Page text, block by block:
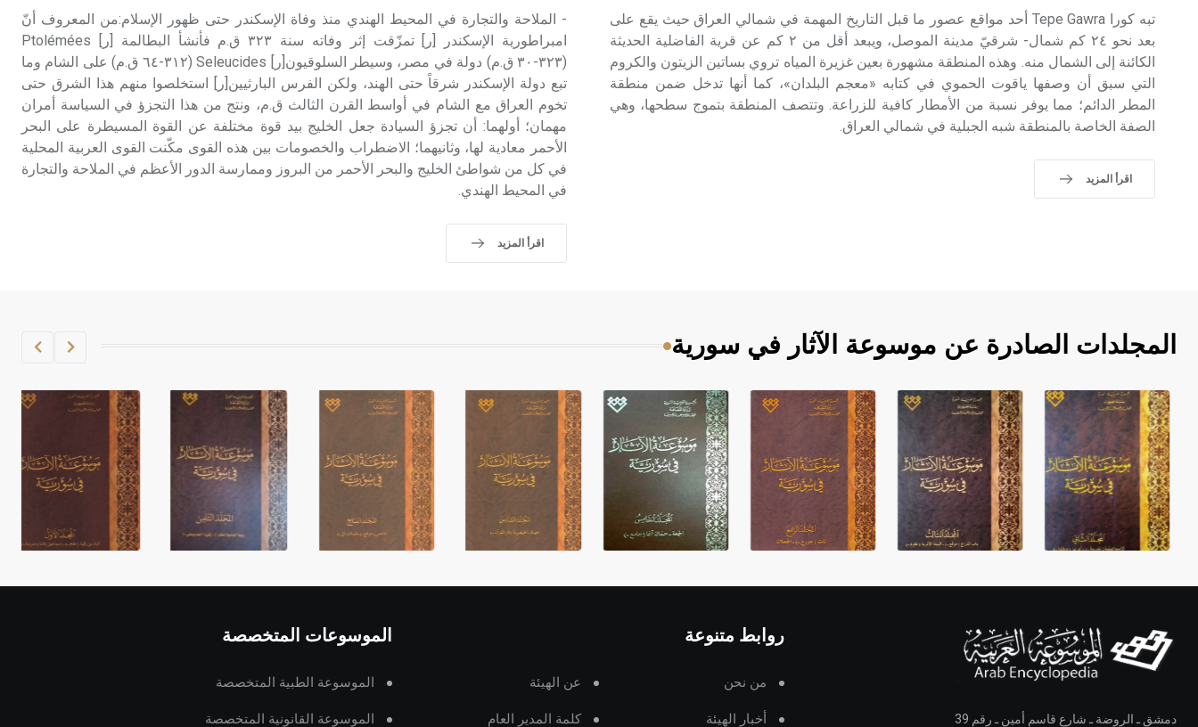
الإنكليزية أب
- هل تعلم أن أبجر Abgar اسم معروف
جيداً يعود إلى عدد من الملوك الذين
حكموا مدينة إديسا (الرها) من أبجر الأول
وحتى التاسع، وهم ينتسبون إلى أسرة
أوسروين
تبه كورا Tepe Gawra أحد مواقع عصور ما قبل التاريخ المهمة في شمالي العراق حيث يقع على
بعد نحو ٢٤ كم شمال- شرقيّ مدينة الموصل، ويبعد أقل من ٢ كم عن قرية الفاضلية الحديثة
الكائنة إلى الشمال منه. وهذه المنطقة مشهورة بعين غزيرة المياه تروي بساتين الزيتون والكروم
التي سبق أن وصفها ياقوت الحموي في كتابه «معجم البلدان»، كما أنها تدخل ضمن منطقة
المطر الدائم؛ مما يوفر نسبة من الأمطار كافية للزراعة. وتتصف المنطقة بتموج سطحها، وهي
الصفة الخاصة بالمنطقة شبه الجبلية في شمالي العراق.
اقرأ المزيد
- الملاحة والتجارة في المحيط الهندي منذ وفاة الإسكندر حتى ظهور الإسلام:من المعروف أنّ
امبراطورية الإسكندر [ر] تمزّقت إثر وفاته سنة ٣٢٣ ق.م فأنشأ البطالمة [ر] Ptolémées
(٣٢٣-٣٠ ق.م) دولة في مصر، وسيطر السلوقيون[ر] Seleucides (٣١٢-٦٤ ق.م) على الشام وما
تبع دولة الإسكندر شرقاً حتى الهند، ولكن الفرس البارثيين[ر] استخلصوا منهم هذا الشرق حتى
تخوم العراق مع الشام في أواسط القرن الثالث ق.م، ونتج من هذا التجزؤ في السياسة أمران
مهمان؛ أولهما: أن تجزؤ السيادة جعل الخليج بيد قوة مختلفة عن القوة المسيطرة على البحر
الأحمر معادية لها، وثانيهما؛ الاضطراب والخصومات بين هذه القوى مكّنت القوى العربية المحلية
في كل من شواطئ الخليج والبحر الأحمر من البروز وممارسة الدور الأعظم في الملاحة والتجارة
في المحيط الهندي.
اقرأ المزيد
المجلدات الصادرة عن موسوعة الآثار في سورية
دمشق ـ الروضة ـ شارع قاسم أمين ـ رقم 39
روابط متنوعة
من نحن عن الهيئة
أخبار الهيئة كلمة المدير العام
الموسوعات المتخصصة
الموسوعة الطبية المتخصصة
الموسوعة القانونية المتخصصة